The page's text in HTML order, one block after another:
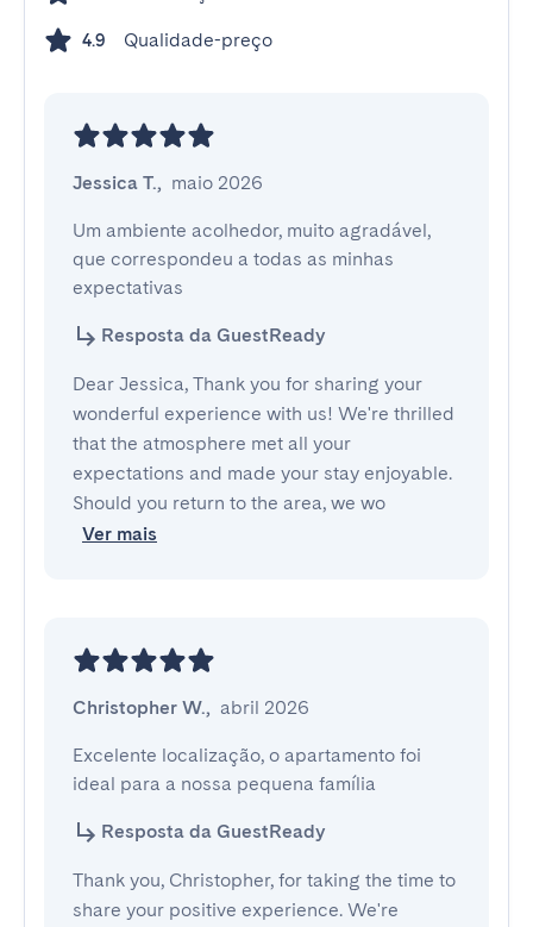
4.9 Qualidade-preço
Jessica T., maio 2026
Um ambiente acolhedor, muito agradável,
que correspondeu a todas as minhas
expectativas
Resposta da GuestReady
Dear Jessica, Thank you for sharing your
wonderful experience with us! We're thrilled
that the atmosphere met all your
expectations and made your stay enjoyable.
Should you return to the area, we wo
Ver mais
Christopher W., abril 2026
Excelente localização, o apartamento foi
ideal para a nossa pequena família
Resposta da GuestReady
Thank you, Christopher, for taking the time to
share your positive experience. We're